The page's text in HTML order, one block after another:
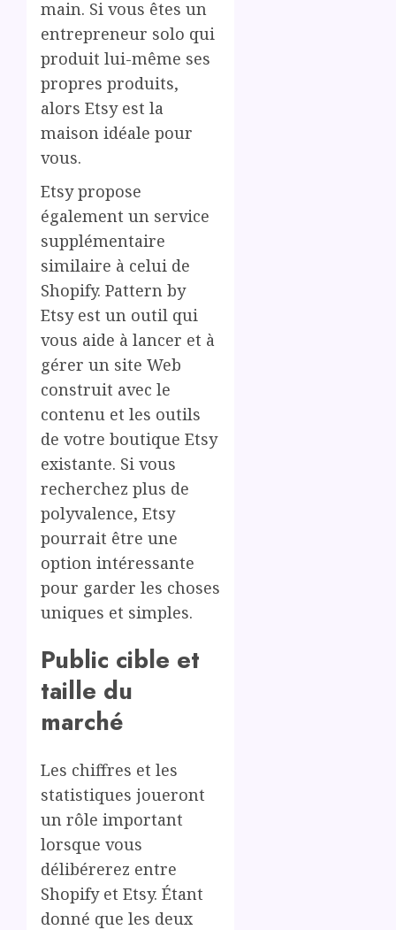
main. Si vous êtes un
entrepreneur solo qui
produit lui-même ses
propres produits,
alors Etsy est la
maison idéale pour
vous.
Etsy propose
également un service
supplémentaire
similaire à celui de
Shopify. Pattern by
Etsy est un outil qui
vous aide à lancer et à
gérer un site Web
construit avec le
contenu et les outils
de votre boutique Etsy
existante. Si vous
recherchez plus de
polyvalence, Etsy
pourrait être une
option intéressante
pour garder les choses
uniques et simples.
Public cible et
taille du
marché
Les chiffres et les
statistiques joueront
un rôle important
lorsque vous
délibérerez entre
Shopify et Etsy. Étant
donné que les deux